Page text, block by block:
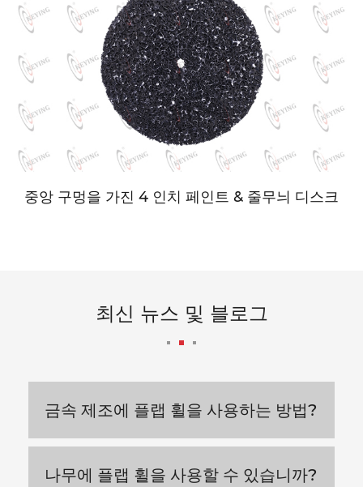
중앙 구멍을 가진 4 인치 페인트 & 줄무늬 디스크
최신 뉴스 및 블로그
금속 제조에 플랩 휠을 사용하는 방법?
나무에 플랩 휠을 사용할 수 있습니까?